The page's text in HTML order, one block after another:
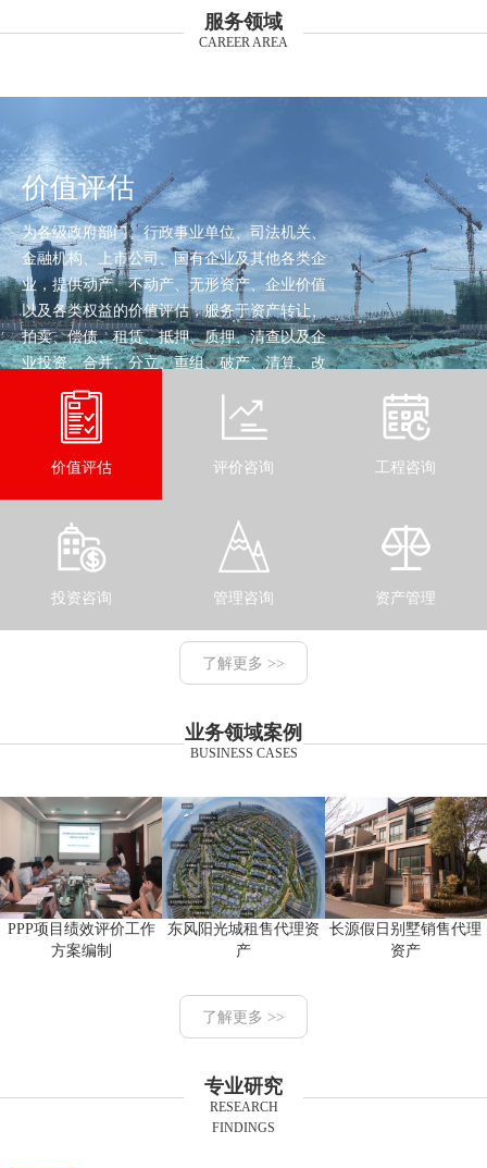
服务领域
CAREER AREA
价值评估
为各级政府部门、行政事业单位、司法机关、
金融机构、上市公司、国有企业及其他各类企
业，提供动产、不动产、无形资产、企业价值
以及各类权益的价值评估，服务于资产转让、
拍卖、偿债、租赁、抵押、质押、清查以及企
业投资、合并、分立、重组、破产、清算、改
制等经济行为。
查看详细
价值评估 评价咨询 工程咨询
投资咨询 管理咨询 资产管理
了解更多 >>
业务领域案例
BUSINESS CASES
PPP项目绩效评价工作
方案编制
东风阳光城租售代理资
产
长源假日别墅销售代理
资产
了解更多 >>
专业研究
RESEARCH
FINDINGS